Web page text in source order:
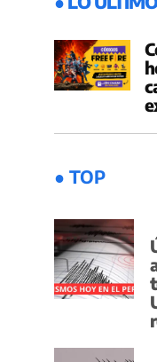
● TOP